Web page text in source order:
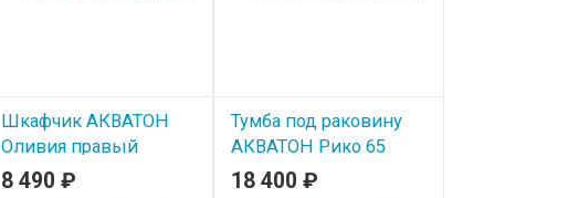
Шкафчик АКВАТОН
Оливия правый
бежевый, дуб велл
8 490 ₽
Тумба под раковину
АКВАТОН Рико 65
белый-ясень фабрик
18 400₽